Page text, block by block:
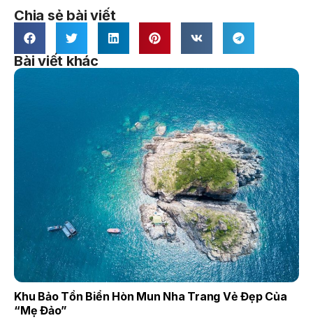
Chia sẻ bài viết
Bài viết khác
Khu Bảo Tồn Biển Hòn Mun Nha Trang Vẻ Đẹp Của
“mẹ Đảo”